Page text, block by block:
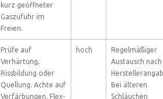
kurz geöffneter
Gaszufuhr im
Freien.
Prüfe auf
Verhärtung,
Rissbildung oder
Quellung. Achte auf
Verfärbungen. Flex-
hoch
Regelmäßiger
Austausch nach
Bei älteren
Schläuchen